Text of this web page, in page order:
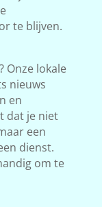
te blijven.
Onze lokale
nieuws
en
dat je niet
een
dienst.
om te